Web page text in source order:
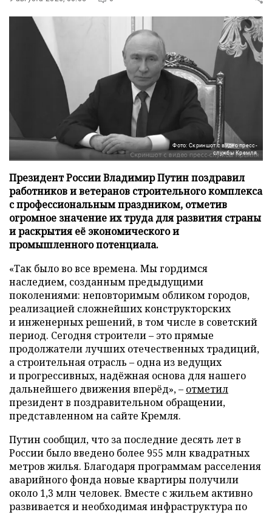
Фото: Скриншот с видео пресс-
службы Кремля
Президент России Владимир Путин поздравил
работников и ветеранов строительного комплекса
с профессиональным праздником, отметив
огромное значение их труда для развития страны
и раскрытия её экономического и
промышленного потенциала.
«Так было во все времена. Мы гордимся
наследием, созданным предыдущими
поколениями: неповторимым обликом городов,
реализацией сложнейших конструкторских
и инженерных решений, в том числе в советский
период. Сегодня строители – это прямые
продолжатели лучших отечественных традиций,
а строительная отрасль – одна из ведущих
и прогрессивных, надёжная основа для нашего
дальнейшего движения вперёд», – отметил
президент в поздравительном обращении,
представленном на сайте Кремля.
Путин сообщил, что за последние десять лет в
России было введено более 955 млн квадратных
метров жилья. Благодаря программам расселения
аварийного фонда новые квартиры получили
около 1,3 млн человек. Вместе с жильем активно
развивается и необходимая инфраструктура по